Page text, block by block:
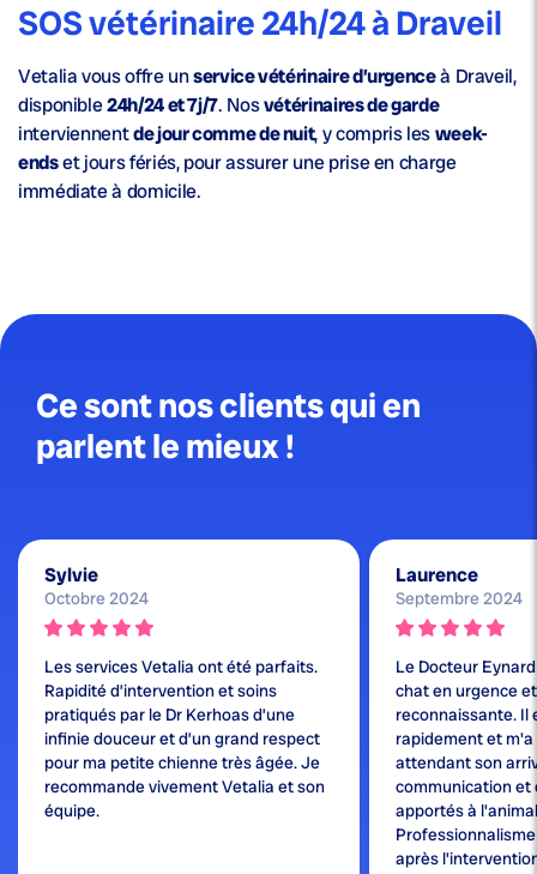
SOS vétérinaire 24h/24 à Draveil
Vetalia vous offre unservice vétérinaire d’urgenceà Draveil,
disponible24h/24 et 7j/7. Nosvétérinaires de garde
interviennentde jour comme de nuit, y compris lesweek-
endset jours fériés, pour assurer une prise en charge
immédiate à domicile.
Ce sont nos clients qui en
parlent le mieux !
Sylvie
Octobre 2024
Les services Vetalia ont été parfaits.
Rapidité d’intervention et soins
pratiqués par le Dr Kerhoas d’une
infinie douceur et d’un grand respect
pour ma petite chienne très âgée. Je
recommande vivement Vetalia et son
équipe.
Laurence
Septembre 2024
Le Docteur
chat en urgence
reconnaissante. Il
rapidement et m'a
attendant son
communication et
apportés à
après